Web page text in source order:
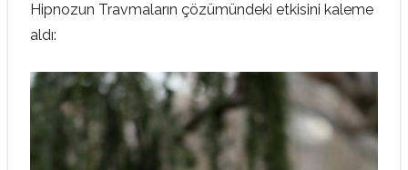
Hipnozun Travmaların çözümündeki etkisini kaleme
aldı: